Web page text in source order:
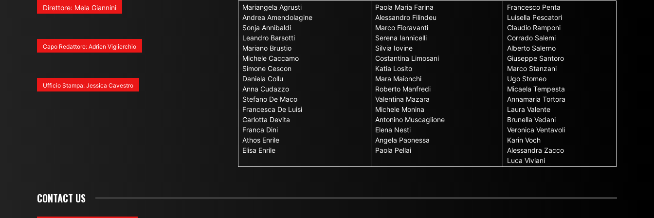
Direttore: Mela Giannini
Capo Redattore: Adrien Viglierchio
Ufficio Stampa: Jessica Cavestro
Mariangela Agrusti
Andrea Amendolagine
Sonja Annibaldi
Leandro Barsotti
Mariano Brustio
Michele Caccamo
Simone Cescon
Daniela Collu
Anna Cudazzo
Stefano De Maco
Francesca De Luisi
Carlotta Devita
Franca Dini
Athos Enrile
Elisa Enrile
Paola Maria Farina
Alessandro Filindeu
Marco Fioravanti
Serena Iannicelli
Silvia Iovine
Costantina Limosani
Katia Losito
Mara Maionchi
Roberto Manfredi
Valentina Mazara
Michele Monina
Antonino Muscaglione
Elena Nesti
Angela Paonessa
Paola Pellai
Francesco Penta
Luisella Pescatori
Claudio Ramponi
Corrado Salemi
Alberto Salerno
Giuseppe Santoro
Marco Stanzani
Ugo Stomeo
Micaela Tempesta
Annamaria Tortora
Laura Valente
Brunella Vedani
Veronica Ventavoli
Karin Voch
Alessandra Zacco
Luca Viviani
CONTACT US